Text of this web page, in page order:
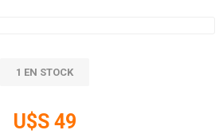
1 EN STOCK
U$S 49